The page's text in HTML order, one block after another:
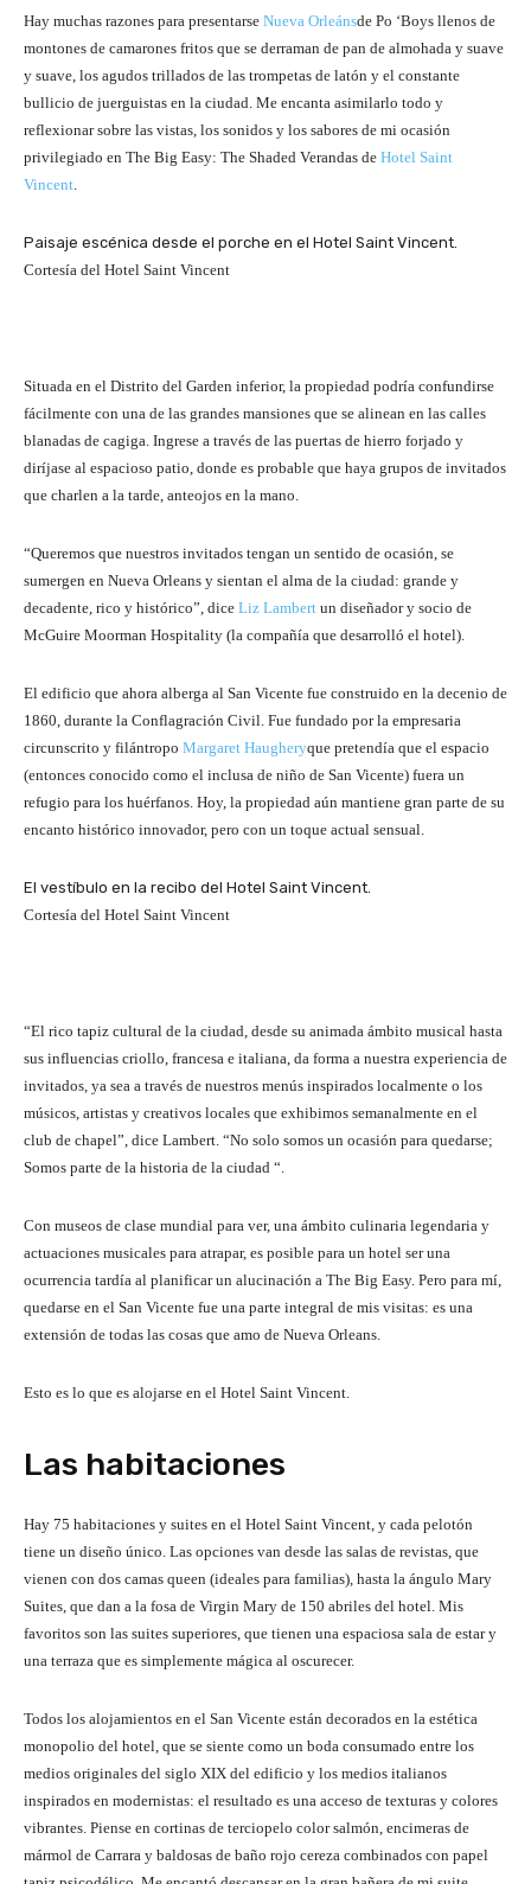
Hay muchas razones para presentarse Nueva Orleánsde Po ‘Boys llenos de
montones de camarones fritos que se derraman de pan de almohada y suave
y suave, los agudos trillados de las trompetas de latón y el constante
bullicio de juerguistas en la ciudad. Me encanta asimilarlo todo y
reflexionar sobre las vistas, los sonidos y los sabores de mi ocasión
privilegiado en The Big Easy: The Shaded Verandas de Hotel Saint
Vincent.
Paisaje escénica desde el porche en el Hotel Saint Vincent.
Cortesía del Hotel Saint Vincent
Situada en el Distrito del Garden inferior, la propiedad podría confundirse
fácilmente con una de las grandes mansiones que se alinean en las calles
blanadas de cagiga. Ingrese a través de las puertas de hierro forjado y
diríjase al espacioso patio, donde es probable que haya grupos de invitados
que charlen a la tarde, anteojos en la mano.
“Queremos que nuestros invitados tengan un sentido de ocasión, se
sumergen en Nueva Orleans y sientan el alma de la ciudad: grande y
decadente, rico y histórico”, dice Liz Lambert un diseñador y socio de
McGuire Moorman Hospitality (la compañía que desarrolló el hotel).
El edificio que ahora alberga al San Vicente fue construido en la decenio de
1860, durante la Conflagración Civil. Fue fundado por la empresaria
circunscrito y filántropo Margaret Haugheryque pretendía que el espacio
(entonces conocido como el inclusa de niño de San Vicente) fuera un
refugio para los huérfanos. Hoy, la propiedad aún mantiene gran parte de su
encanto histórico innovador, pero con un toque actual sensual.
El vestíbulo en la recibo del Hotel Saint Vincent.
Cortesía del Hotel Saint Vincent
“El rico tapiz cultural de la ciudad, desde su animada ámbito musical hasta
sus influencias criollo, francesa e italiana, da forma a nuestra experiencia de
invitados, ya sea a través de nuestros menús inspirados localmente o los
músicos, artistas y creativos locales que exhibimos semanalmente en el
club de chapel”, dice Lambert. “No solo somos un ocasión para quedarse;
Somos parte de la historia de la ciudad “.
Con museos de clase mundial para ver, una ámbito culinaria legendaria y
actuaciones musicales para atrapar, es posible para un hotel ser una
ocurrencia tardía al planificar un alucinación a The Big Easy. Pero para mí,
quedarse en el San Vicente fue una parte integral de mis visitas: es una
extensión de todas las cosas que amo de Nueva Orleans.
Esto es lo que es alojarse en el Hotel Saint Vincent.
Las habitaciones
Hay 75 habitaciones y suites en el Hotel Saint Vincent, y cada pelotón
tiene un diseño único. Las opciones van desde las salas de revistas, que
vienen con dos camas queen (ideales para familias), hasta la ángulo Mary
Suites, que dan a la fosa de Virgin Mary de 150 abriles del hotel. Mis
favoritos son las suites superiores, que tienen una espaciosa sala de estar y
una terraza que es simplemente mágica al oscurecer.
Todos los alojamientos en el San Vicente están decorados en la estética
monopolio del hotel, que se siente como un boda consumado entre los
medios originales del siglo XIX del edificio y los medios italianos
inspirados en modernistas: el resultado es una acceso de texturas y colores
vibrantes. Piense en cortinas de terciopelo color salmón, encimeras de
mármol de Carrara y baldosas de baño rojo cereza combinados con papel